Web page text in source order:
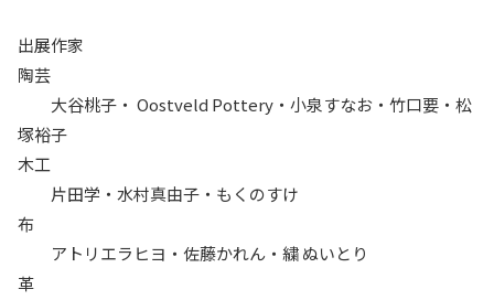
出展作家
陶芸
大谷桃子・ Oostveld Pottery・小泉すなお・竹口要・松
塚裕子
木工
片田学・水村真由子・もくのすけ
布
アトリエラヒヨ・佐藤かれん・繍 ぬいとり
革